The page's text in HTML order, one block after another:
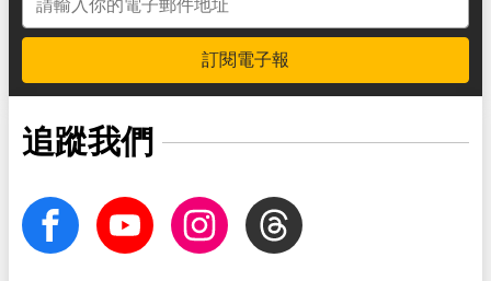
訂閱電子報
追蹤我們
facebook Youtube InstagramThreads